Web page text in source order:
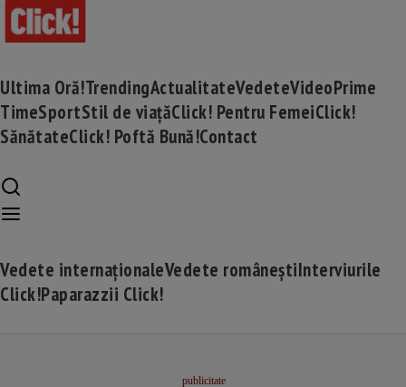
Ultima Oră!TrendingActualitateVedeteVideoPrime
TimeSportStil de viațăClick! Pentru FemeiClick!
SănătateClick! Poftă Bună!Contact
Vedete internaționaleVedete româneștiInterviurile
Click!Paparazzii Click!